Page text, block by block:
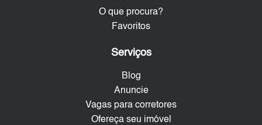
O que procura?
Favoritos
Serviços
Blog
Anuncie
Vagas para corretores
Ofereça seu imóvel